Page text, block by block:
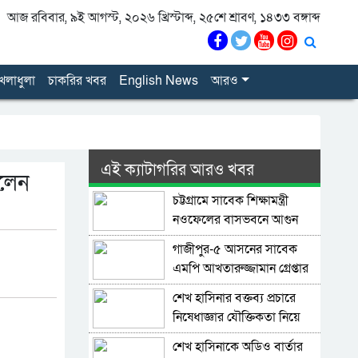
আজ রবিবার, ৯ই আগস্ট, ২০২৬ খ্রিস্টাব্দ, ২৫শে শ্রাবণ, ১৪৩৩ বঙ্গাব্দ
চাকরির খবর English News আরও
এই ক্যাটাগরির আরও খবর
চট্টগ্রামে সাবেক শিক্ষামন্ত্রী
নওফেলের বাসভবনে আগুন
গাজীপুর-৫ আসনের সাবেক
এমপি আখতারুজ্জামান গ্রেপ্তার
শেখ হাসিনার বক্তব্য প্রচারে
নিষেধাজ্ঞার যৌক্তিকতা নিয়ে
রুমিন ফারহানার প্রশ্ন
শেখ হাসিনাকে অডিও বার্তার